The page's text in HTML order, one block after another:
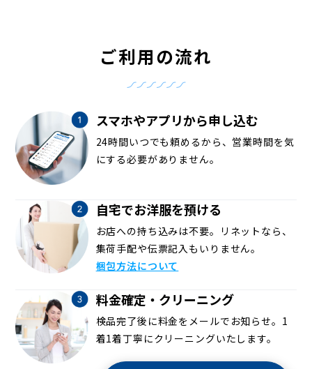
ご利用の流れ
スマホやアプリから申し込む
24時間いつでも頼めるから、営業時間を気
にする必要がありません。
自宅でお洋服を預ける
お店への持ち込みは不要。リネットなら、
集荷手配や伝票記入もいりません。
梱包方法について
料金確定・クリーニング
検品完了後に料金をメールでお知らせ。1
着1着丁寧にクリーニングいたします。